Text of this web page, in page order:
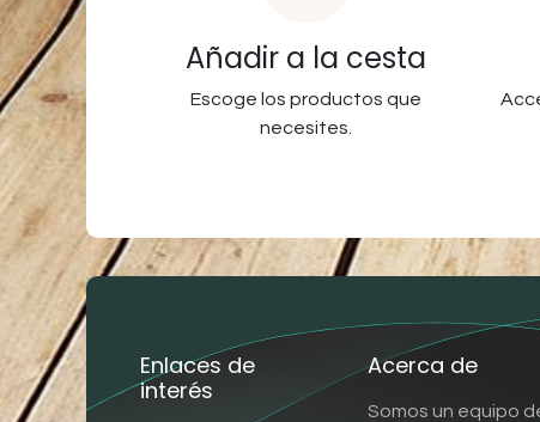
Añadir a la cesta
Escoge los productos que
necesites.
Enlaces de
interés
Acerca de
Somos un equipo